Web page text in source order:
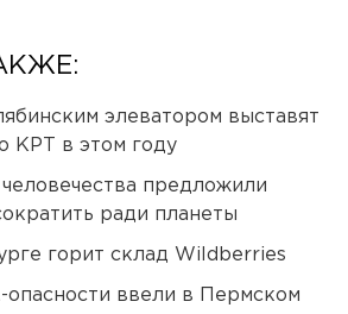
элеватором выставят
КРТ в этом году
предложили
ради планеты
горит склад Wildberries
ввели в Пермском